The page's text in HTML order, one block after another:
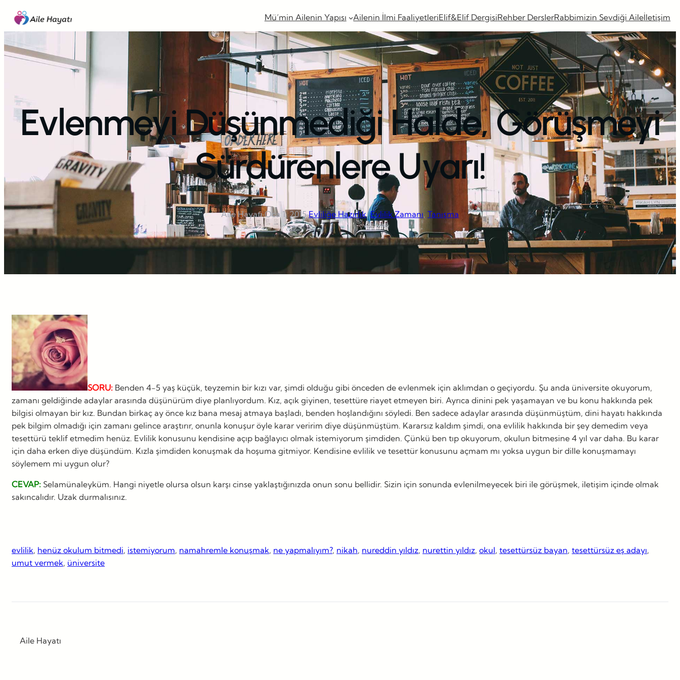
İçeriğe
geç
Mü’min Ailenin Yapısı Ailenin İlmi FaaliyetleriElif&Elif DergisiRehber DerslerRabbimizin Sevdiği Aileİletişim
Evlenmeyi Düşünmediği Halde, Görüşmeyi
Sürdürenlere Uyarı!
Aile Hayatı·Oca 1, 2015·Evliliğe Hazırlık, Evlilik Zamanı, Tanışma
SORU: Benden 4-5 yaş küçük, teyzemin bir kızı var, şimdi olduğu gibi önceden de evlenmek için aklımdan o geçiyordu. Şu anda üniversite okuyorum,
zamanı geldiğinde adaylar arasında düşünürüm diye planlıyordum. Kız, açık giyinen, tesettüre riayet etmeyen biri. Ayrıca dinini pek yaşamayan ve bu konu hakkında pek
bilgisi olmayan bir kız. Bundan birkaç ay önce kız bana mesaj atmaya başladı, benden hoşlandığını söyledi. Ben sadece adaylar arasında düşünmüştüm, dini hayatı hakkında
pek bilgim olmadığı için zamanı gelince araştırır, onunla konuşur öyle karar veririm diye düşünmüştüm. Kararsız kaldım şimdi, ona evlilik hakkında bir şey demedim veya
tesettürü teklif etmedim henüz. Evlilik konusunu kendisine açıp bağlayıcı olmak istemiyorum şimdiden. Çünkü ben tıp okuyorum, okulun bitmesine 4 yıl var daha. Bu karar
için daha erken diye düşündüm. Kızla şimdiden konuşmak da hoşuma gitmiyor. Kendisine evlilik ve tesettür konusunu açmam mı yoksa uygun bir dille konuşmamayı
söylemem mi uygun olur?
CEVAP: Selamünaleyküm. Hangi niyetle olursa olsun karşı cinse yaklaştığınızda onun sonu bellidir. Sizin için sonunda evlenilmeyecek biri ile görüşmek, iletişim içinde olmak
sakıncalıdır. Uzak durmalısınız.
evlilik, henüz okulum bitmedi, istemiyorum, namahremle konuşmak, ne yapmalıyım?, nikah, nureddin yıldız, nurettin yıldız, okul, tesettürsüz bayan, tesettürsüz eş adayı
umut vermek, üniversite
Aile Hayatı